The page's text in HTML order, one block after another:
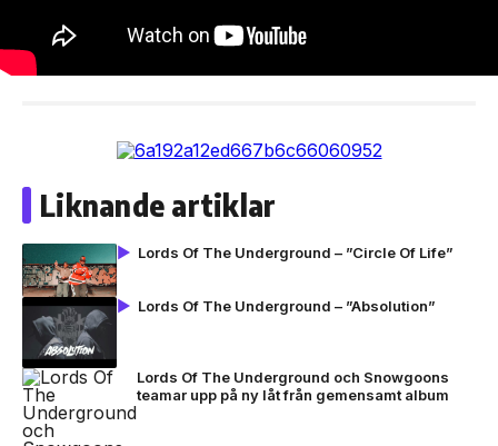
Liknande artiklar
Lords Of The Underground – ”Circle Of Life”
Lords Of The Underground – ”Absolution”
Lords Of The Underground och Snowgoons
teamar upp på ny låt från gemensamt album